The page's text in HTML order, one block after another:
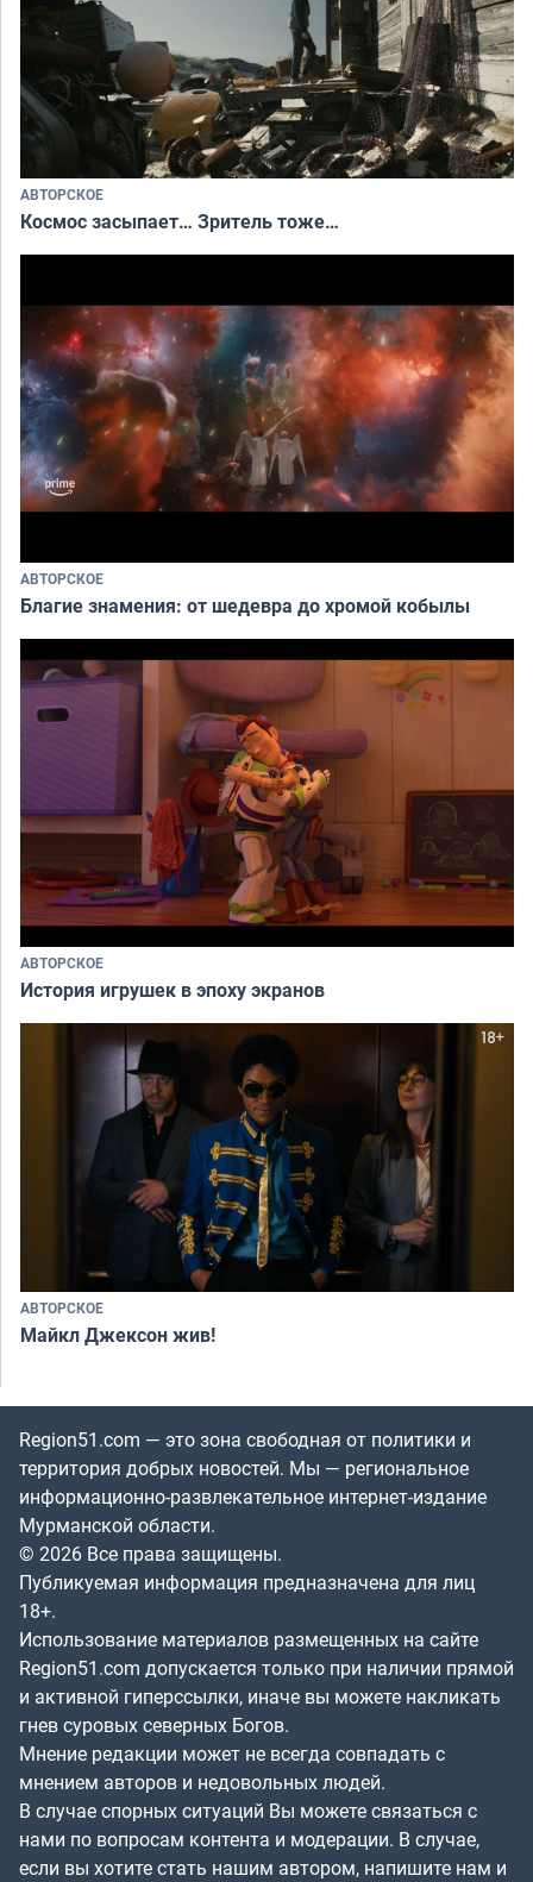
АВТОРСКОЕ
Космос засыпает… Зритель тоже…
АВТОРСКОЕ
Благие знамения: от шедевра до хромой кобылы
АВТОРСКОЕ
История игрушек в эпоху экранов
АВТОРСКОЕ
Майкл Джексон жив!
Region51.com — это зона свободная от политики и
территория добрых новостей. Мы — региональное
информационно-развлекательное интернет-издание
Мурманской области.
© 2026 Все права защищены.
Публикуемая информация предназначена для лиц
18+.
Использование материалов размещенных на сайте
Region51.com допускается только при наличии прямой
и активной гиперссылки, иначе вы можете накликать
гнев суровых северных Богов.
Мнение редакции может не всегда совпадать с
мнением авторов и недовольных людей.
В случае спорных ситуаций Вы можете связаться с
нами по вопросам контента и модерации. В случае,
если вы хотите стать нашим автором, напишите нам и